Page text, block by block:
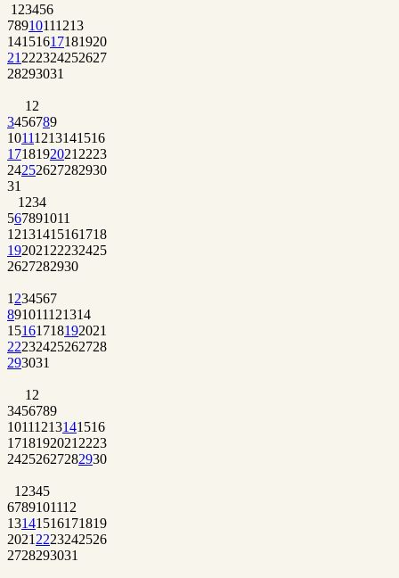
1 23456
78910111213
14151617181920
21 222324252627
28293031
1 2
3456789
10111213141516
1718192021 2223
24252627282930
31
1 234
567891011
12131415161718
192021 22232425
2627282930
1 234567
891011121314
15161718192021
22232425262728
293031
1 2
3456789
10111213141516
1718192021 2223
24252627282930
1 2345
6789101112
13141516171819
2021 2223242526
2728293031